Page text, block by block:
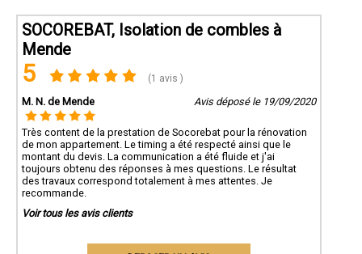
SOCOREBAT, Isolation de combles à
Mende
5 (1 avis )
M. N. de Mende Avis déposé le 19/09/2020
Très content de la prestation de Socorebat pour la rénovation
de mon appartement. Le timing a été respecté ainsi que le
montant du devis. La communication a été fluide et j'ai
toujours obtenu des réponses à mes questions. Le résultat
des travaux correspond totalement à mes attentes. Je
recommande.
Voir tous les avis clients